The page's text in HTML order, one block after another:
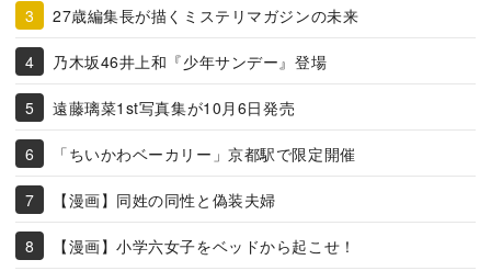
27歳編集長が描くミステリマガジンの未来
乃木坂46井上和『少年サンデー』登場
遠藤璃菜1st写真集が10月6日発売
「ちいかわベーカリー」京都駅で限定開催
【漫画】同姓の同性と偽装夫婦
【漫画】小学六女子をベッドから起こせ！